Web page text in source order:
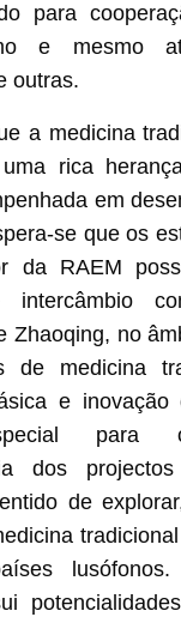
para
e mesmo
outras.
a medicina
rica
em
se que os
da RAEM
intercâmbio
Zhaoqing, no
de medicina
e inovação
dos
de